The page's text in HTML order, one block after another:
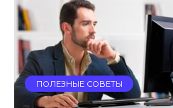
ПОЛЕЗНЫЕ СОВЕТЫ